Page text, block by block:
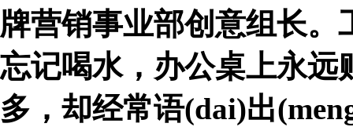
牌营销事业部创意组长
忘记喝水，办公桌上永远
多，却经常语(dai)出